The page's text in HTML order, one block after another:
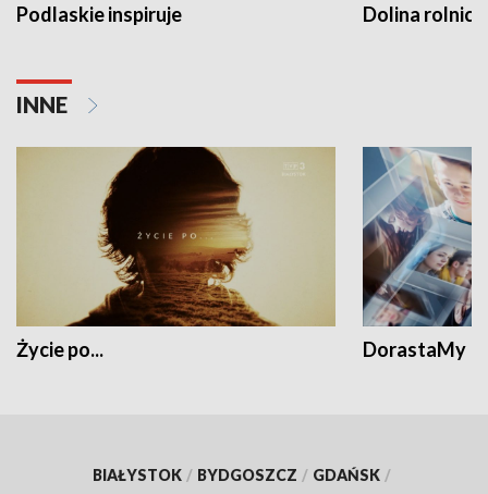
Podlaskie inspiruje Dolina
INNE
Życie po... DorastaMy
BIAŁYSTOK / BYDGOSZCZ / GDAŃSK /